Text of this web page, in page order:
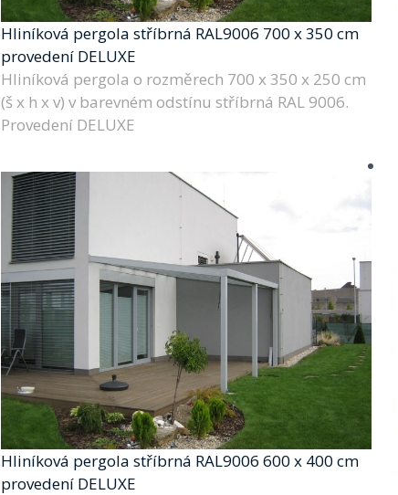
Hliníková pergola stříbrná RAL9006 700 x 350 cm
provedení DELUXE
Hliníková pergola o rozměrech 700 x 350 x 250 cm
(š x h x v) v barevném odstínu stříbrná RAL 9006.
Provedení DELUXE
Hliníková pergola stříbrná RAL9006 600 x 400 cm
provedení DELUXE